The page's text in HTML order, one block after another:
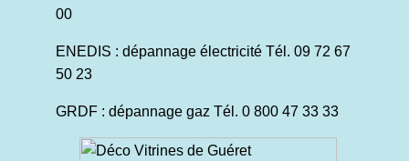
00
ENEDIS : dépannage électricité Tél. 09 72 67
50 23
GRDF : dépannage gaz Tél. 0 800 47 33 33